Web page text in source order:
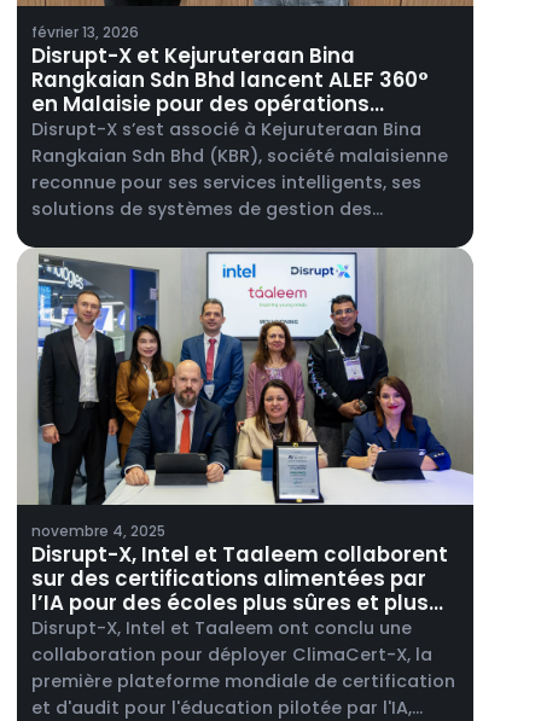
février 13, 2026
Disrupt-X et Kejuruteraan Bina
Rangkaian Sdn Bhd lancent ALEF 360°
en Malaisie pour des opérations
intégrées de gestion des bâtiments.
Disrupt-X s’est associé à Kejuruteraan Bina
Rangkaian Sdn Bhd (KBR), société malaisienne
reconnue pour ses services intelligents, ses
solutions de systèmes de gestion des
télécommunications, afin de lancer ALEF 360°,
sa plateforme intégrée dédiée à l’immobilier
commercial et aux opérations des
installations, en Malaisie.
novembre 4, 2025
Disrupt-X, Intel et Taaleem collaborent
sur des certifications alimentées par
l’IA pour des écoles plus sûres et plus
intelligentes.
Disrupt-X, Intel et Taaleem ont conclu une
collaboration pour déployer ClimaCert-X, la
première plateforme mondiale de certification
et d'audit pour l'éducation pilotée par l'IA,